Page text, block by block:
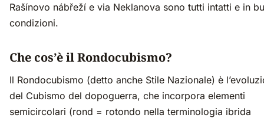
Rašínovo nábřeží e via Neklanova sono tutti intatti e in
condizioni.
Che cos’è il Rondocubismo?
Il Rondocubismo (detto anche Stile Nazionale) è
del Cubismo del dopoguerra, che incorpora elementi
semicircolari (rond = rotondo nella terminologia ibrida